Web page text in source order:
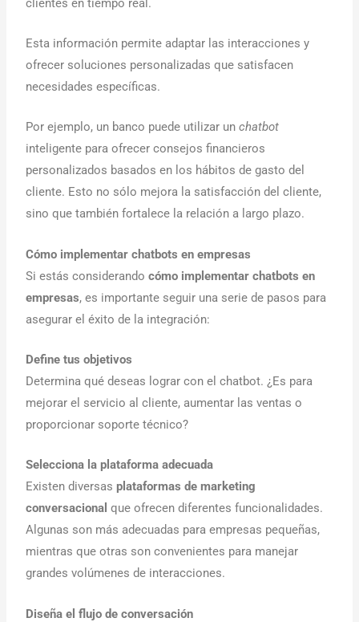
clientes en tiempo real.
Esta información permite adaptar las interacciones y
ofrecer soluciones personalizadas que satisfacen
necesidades específicas.
Por ejemplo, un banco puede utilizar unchatbot
inteligente para ofrecer consejos financieros
personalizados basados en los hábitos de gasto del
cliente. Esto no sólo mejora la satisfacción del cliente,
sino que también fortalece la relación a largo plazo.
Cómo implementar chatbots en empresas
Si estás considerandocómo implementar chatbots en
empresas, es importante seguir una serie de pasos para
asegurar el éxito de la integración:
Define tus objetivos
Determina qué deseas lograr con el chatbot. ¿Es para
mejorar el servicio al cliente, aumentar las ventas o
proporcionar soporte técnico?
Selecciona la plataforma adecuada
Existen diversasplataformas de marketing
conversacional que ofrecen diferentes funcionalidades.
Algunas son más adecuadas para empresas pequeñas,
mientras que otras son convenientes para manejar
grandes volúmenes de interacciones.
Diseña el flujo de conversación